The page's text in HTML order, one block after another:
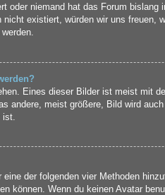
niemand hat das Forum
existiert, würden wir uns freuen,
Eines dieser Bilder ist meist mit
andere, meist größere, Bild wird
der folgenden vier Methoden
können. Wenn du keinen Avatar